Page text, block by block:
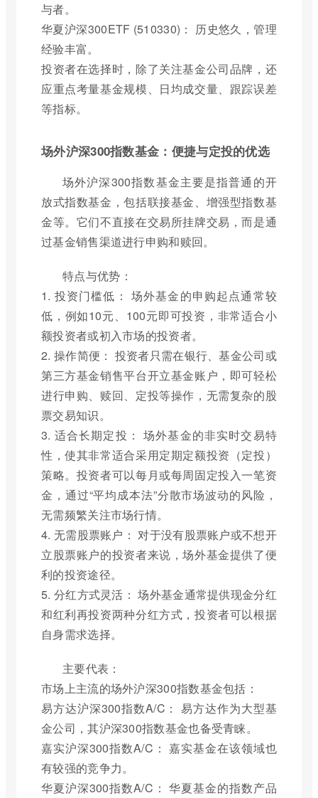
与者。
华夏沪深300ETF (510330)： 历史悠久，管理
经验丰富。
投资者在选择时，除了关注基金公司品牌，还
应重点考量基金规模、日均成交量、跟踪误差
等指标。
场外沪深300指数基金：便捷与定投的优选
场外沪深300指数基金主要是指普通的开
放式指数基金，包括联接基金、增强型指数基
金等。它们不直接在交易所挂牌交易，而是通
过基金销售渠道进行申购和赎回。
特点与优势：
1. 投资门槛低： 场外基金的申购起点通常较
低，例如10元、100元即可投资，非常适合小
额投资者或初入市场的投资者。
2. 操作简便： 投资者只需在银行、基金公司或
第三方基金销售平台开立基金账户，即可轻松
进行申购、赎回、定投等操作，无需复杂的股
票交易知识。
3. 适合长期定投： 场外基金的非实时交易特
性，使其非常适合采用定期定额投资（定投）
策略。投资者可以每月或每周固定投入一笔资
金，通过“平均成本法”分散市场波动的风险，
无需频繁关注市场行情。
4. 无需股票账户： 对于没有股票账户或不想开
立股票账户的投资者来说，场外基金提供了便
利的投资途径。
5. 分红方式灵活： 场外基金通常提供现金分红
和红利再投资两种分红方式，投资者可以根据
自身需求选择。
主要代表：
市场上主流的场外沪深300指数基金包括：
易方达沪深300指数A/C： 易方达作为大型基
金公司，其沪深300指数基金也备受青睐。
嘉实沪深300指数A/C： 嘉实基金在该领域也
有较强的竞争力。
华夏沪深300指数A/C： 华夏基金的指数产品